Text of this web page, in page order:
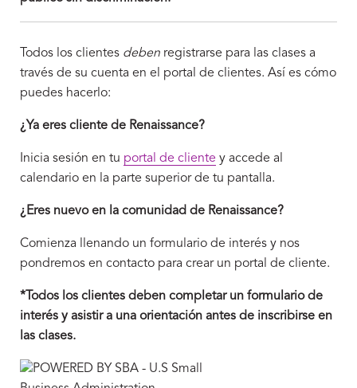
Todos los clientes deben registrarse para las clases a
través de su cuenta en el portal de clientes. Así es cómo
puedes hacerlo:
¿Ya eres cliente de Renaissance?
Inicia sesión en tu portal de cliente y accede al
calendario en la parte superior de tu pantalla.
¿Eres nuevo en la comunidad de Renaissance?
Comienza llenando un formulario de interés y nos
pondremos en contacto para crear un portal de cliente.
*Todos los clientes deben completar un formulario de
interés y asistir a una orientación antes de inscribirse en
las clases.